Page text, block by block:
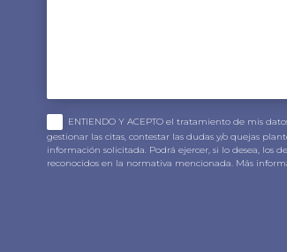
ENTIENDO Y ACEPTO el tratamiento de mis
gestionar las citas, contestar las dudas y/o quejas
información solicitada. Podrá ejercer, si lo desea, los
reconocidos en la normativa mencionada. Más